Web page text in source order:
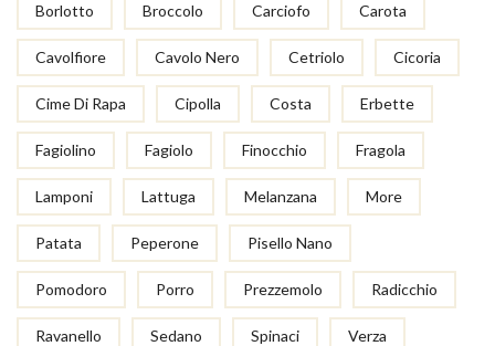
Borlotto Broccolo Carciofo Carota
Cavolfiore Cavolo Nero Cetriolo Cicoria
Cime Di Rapa Cipolla Costa Erbette
Fagiolino Fagiolo Finocchio Fragola
Lamponi Lattuga Melanzana More
Patata Peperone Pisello Nano
Pomodoro Porro Prezzemolo Radicchio
Ravanello Sedano Spinaci Verza